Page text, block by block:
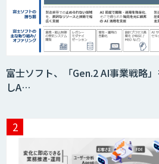
富士ソフト、「Gen.2 AI事業戦略
しA…